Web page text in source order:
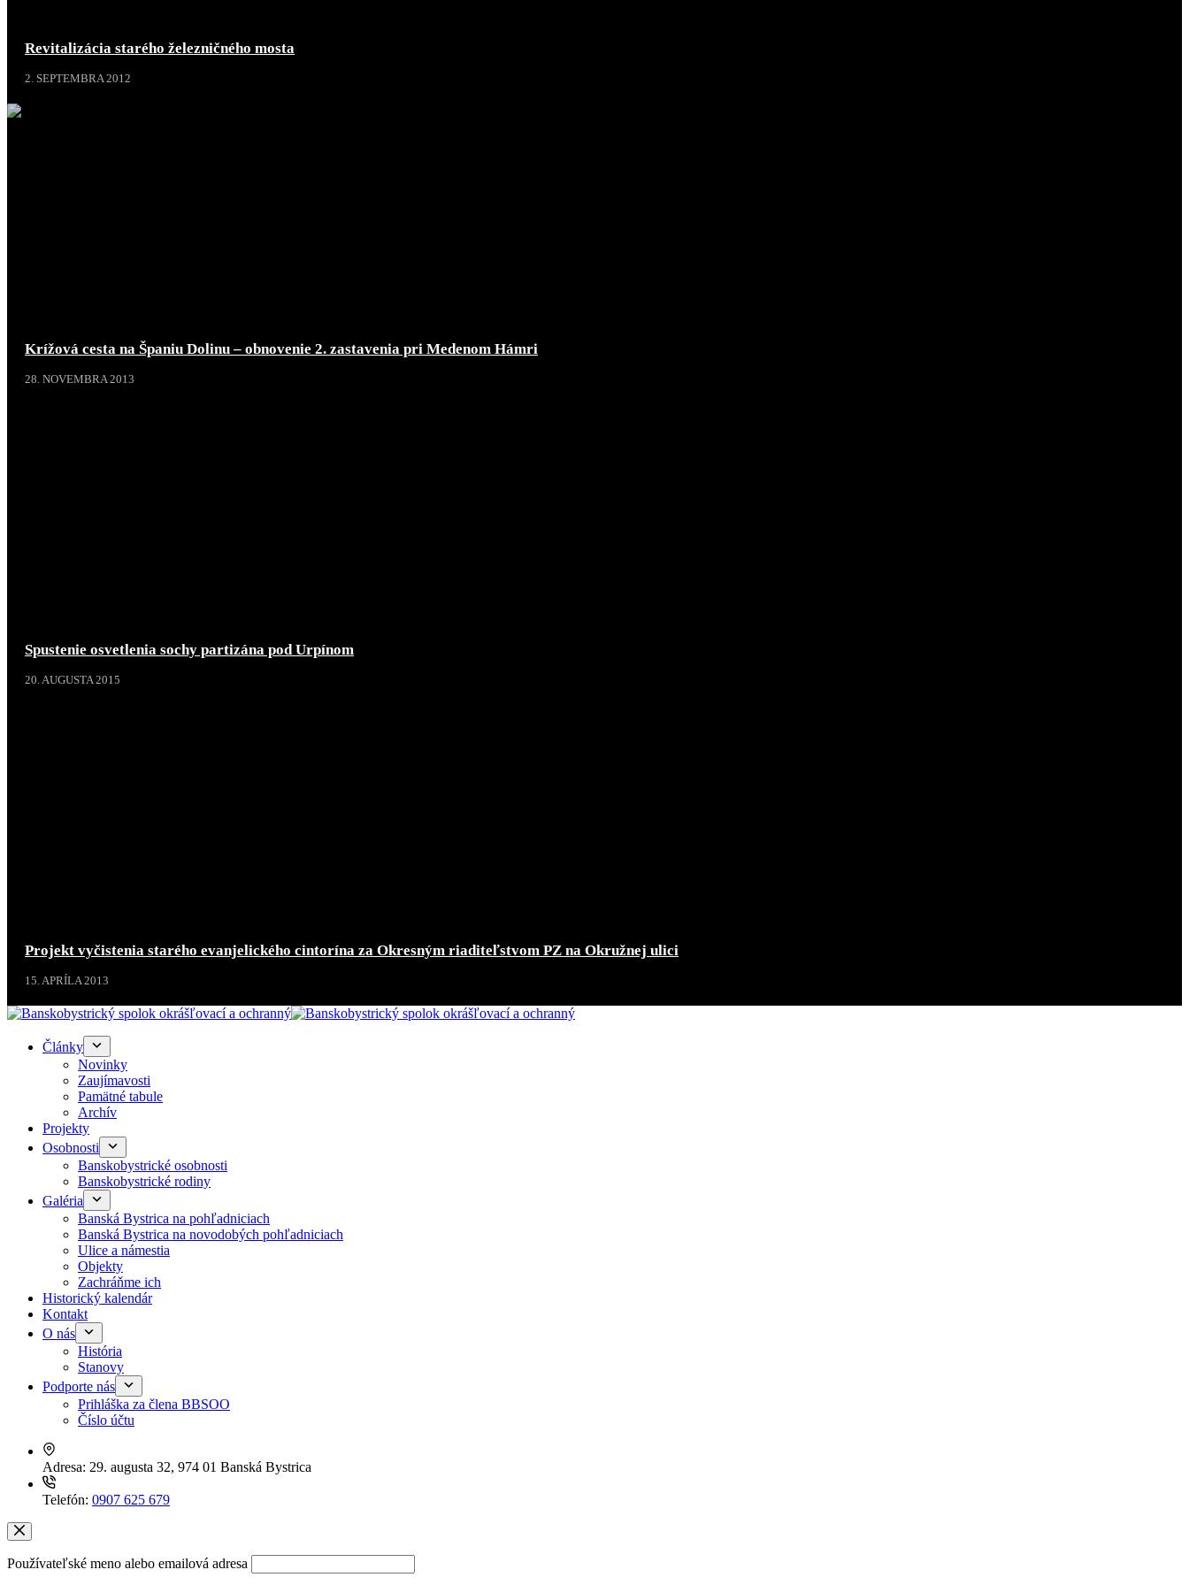
Revitalizácia starého železničného mosta
2. SEPTEMBRA 2012
Krížová cesta na Španiu Dolinu – obnovenie 2. zastavenia pri Medenom Hámri
28. NOVEMBRA 2013
Spustenie osvetlenia sochy partizána pod Urpínom
20. AUGUSTA 2015
Projekt vyčistenia starého evanjelického cintorína za Okresným riaditeľstvom PZ na Okružnej ulici
15. APRÍLA 2013
Články
Novinky
Zaujímavosti
Pamätné tabule
Archív
Projekty
Osobnosti
Banskobystrické osobnosti
Banskobystrické rodiny
Galéria
Banská Bystrica na pohľadniciach
Banská Bystrica na novodobých pohľadniciach
Ulice a námestia
Objekty
Zachráňme ich
Historický kalendár
Kontakt
O nás
História
Stanovy
Podporte nás
Prihláška za člena BBSOO
Číslo účtu
Adresa: 29. augusta 32, 974 01 Banská Bystrica
Telefón: 0907 625 679
Používateľské meno alebo emailová adresa